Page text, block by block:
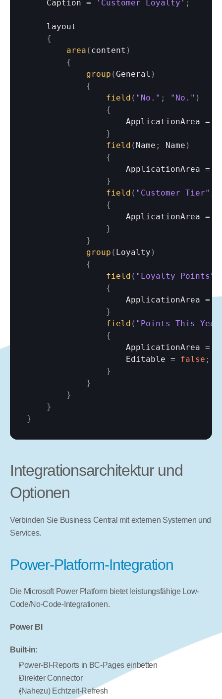
Caption = 'Customer Loyalty' ;
layout
{
area ( content )
{
group (General )
{
field ( "No." ; "No." )
{
ApplicationArea =
}
field ( Name ; Name )
{
ApplicationArea =
}
field ( "Customer Tier"
{
ApplicationArea =
}
}
group ( Loyalty )
{
field ( "Loyalty Points"
{
ApplicationArea =
}
field ( "Points This
{
ApplicationArea =
Editable = false ;
}
}
}
}
}
Integrationsarchitektur und
Optionen
Verbinden Sie Business Central mit externen Systemen und
Services.
Power-Platform-Integration
Die Microsoft Power Platform bietet leistungsfähige Low-
Code/No-Code-Integrationen.
Power BI
Built-in:
Power-BI-Reports in BC-Pages einbetten
Direkter Connector
(Nahezu) Echtzeit-Refresh